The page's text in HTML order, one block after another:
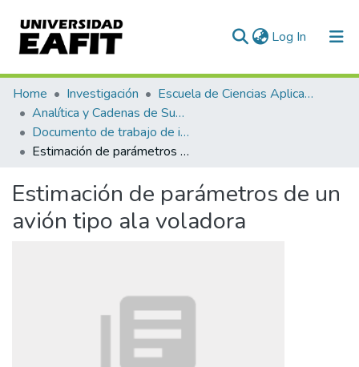
Log In (current)
Communities & Collections
All of DSpace
Statistics
Home Investigación
Escuela de Ciencias Aplicadas e Ingeniería
Analítica y Cadenas de Suministro
Documento de trabajo de investigación
Estimación de parámetros de un avión tipo ala voladora
Estimación de parámetros de un
avión tipo ala voladora